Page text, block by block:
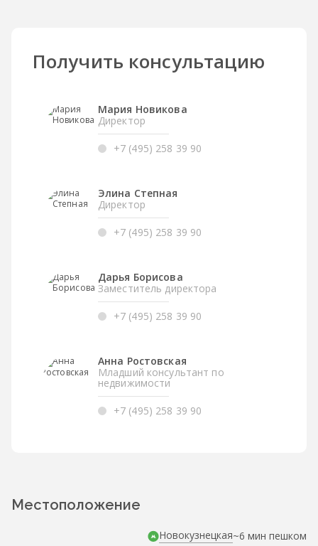
Получить консультацию
Мария Новикова
Директор
+7 (495) 258 39 90
Элина Степная
Директор
+7 (495) 258 39 90
Дарья Борисова
Заместитель директора
+7 (495) 258 39 90
Анна Ростовская
Младший консультант по
недвижимости
+7 (495) 258 39 90
Местоположение
Новокузнецкая~6 мин пешком